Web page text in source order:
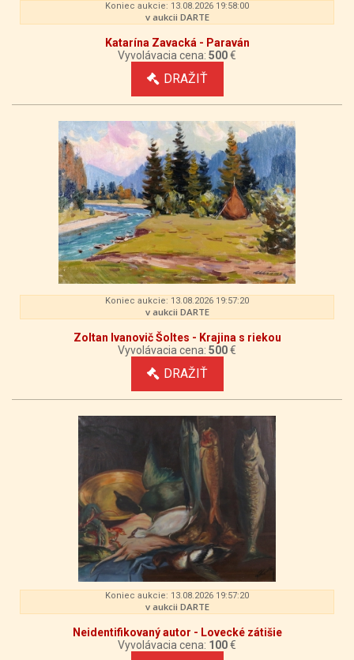
Koniec aukcie: 13.08.2026 19:58:00
v aukcii DARTE
Katarína Zavacká - Paraván
Vyvolávacia cena: 500€
DRAŽIŤ
Koniec aukcie: 13.08.2026 19:57:20
v aukcii DARTE
Zoltan Ivanovič Šoltes - Krajina s riekou
Vyvolávacia cena: 500€
DRAŽIŤ
Koniec aukcie: 13.08.2026 19:57:20
v aukcii DARTE
Neidentifikovaný autor - Lovecké zátišie
Vyvolávacia cena: 100€